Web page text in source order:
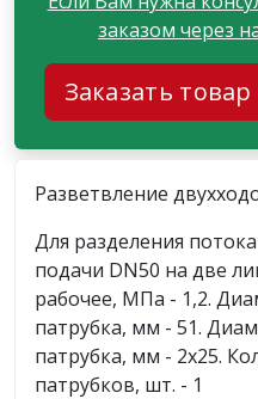
заказом через
Заказать
Разветвление
Для разделения
подачи DN50 на две
рабочее, МПа - 1,2.
патрубка, мм - 51.
патрубка, мм - 2x25.
патрубков, шт. - 1